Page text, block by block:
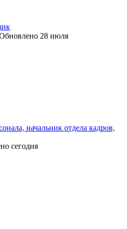
28 июля
начальник отдела кадров,
сегодня